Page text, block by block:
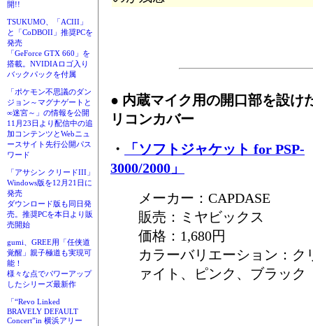
開!!
TSUKUMO、「ACIII」
と「CoDBOII」推奨PCを
発売
「GeForce GTX 660」を
搭載。NVIDIAロゴ入り
バックパックを付属
「ポケモン不思議のダン
ジョン～マグナゲートと
∞迷宮～」の情報を公開
11月23日より配信中の追
加コンテンツとWebニュ
ースサイト先行公開パス
ワード
「アサシン クリードIII」
Windows版を12月21日に
発売
ダウンロード版も同日発
売。推奨PCを本日より販
売開始
gumi、GREE用「任侠道
覚醒」親子極道も実現可
能！
様々な点でパワーアップ
したシリーズ最新作
「“Revo Linked
BRAVELY DEFAULT
Concert”in 横浜アリー
● 内蔵マイク用の開口部を設け
リコンカバー
・
「ソフトジャケット for PSP-
3000/2000」
メーカー：CAPDASE
販売：ミヤビックス
価格：1,680円
カラーバリエーション：ク
ァイト、ピンク、ブラック